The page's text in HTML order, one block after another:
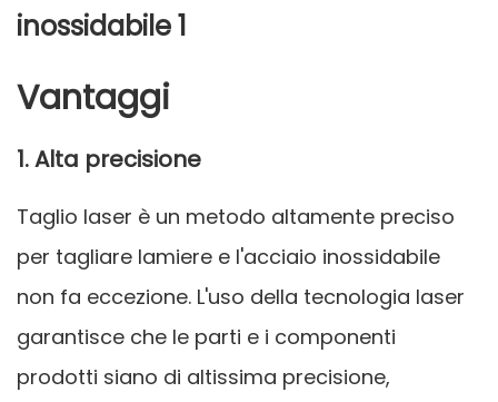
Vantaggi
1. Alta precisione
Taglio laser è un metodo altamente preciso
per tagliare lamiere e l'acciaio inossidabile
non fa eccezione. L'uso della tecnologia laser
garantisce che le parti e i componenti
prodotti siano di altissima precisione,